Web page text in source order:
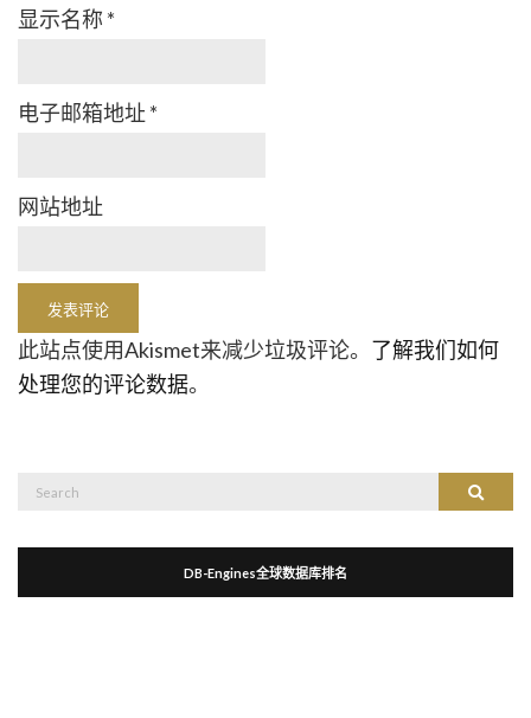
显示名称 *
电子邮箱地址 *
网站地址
此站点使用Akismet来减少垃圾评论。 了解我们如何
处理您的评论数据。
Search
DB-Engines全球数据库排名